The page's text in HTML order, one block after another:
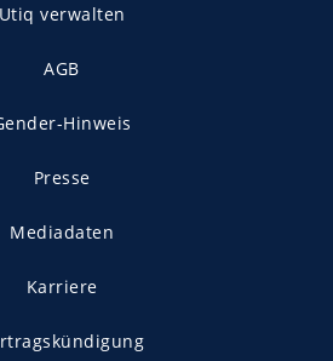
Utiq verwalten
AGB
Hinweis
Presse
Mediadaten
Karriere